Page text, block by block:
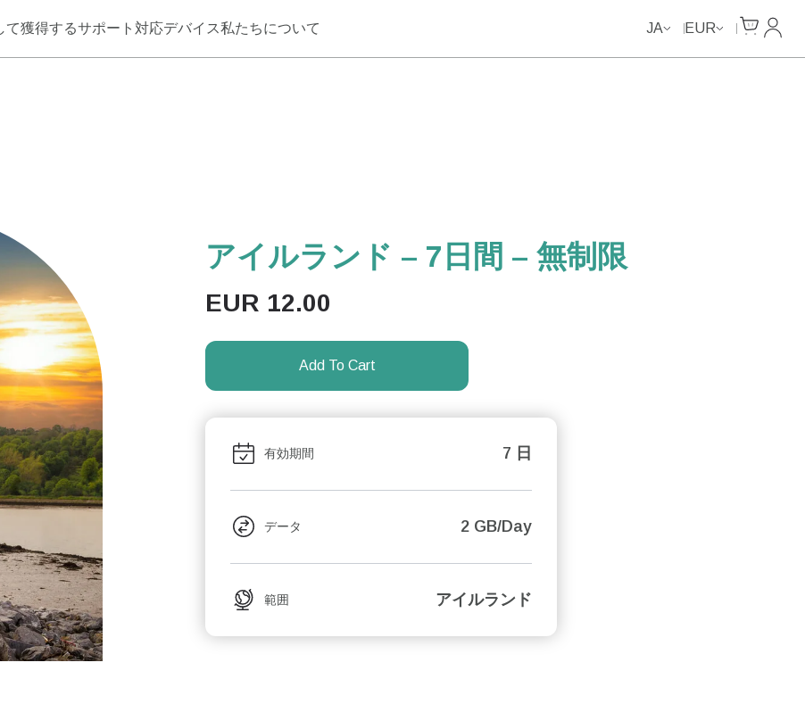
て獲得するサポート 対応デバイス私たちについて JA EUR
マイ
アイルランド – 7日間 – 無制限
EUR 12.00
Add To Cart
有効期間 7 日
データ 2 GB/Day
範囲 アイルランド